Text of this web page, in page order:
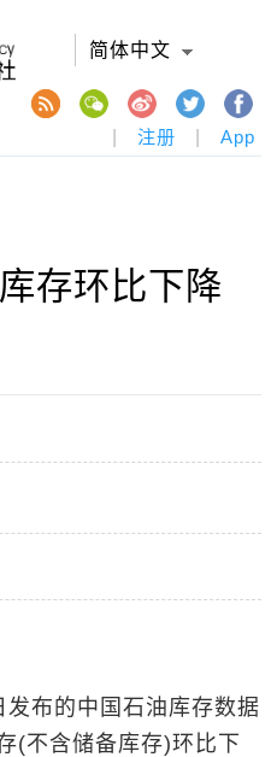
简体中文
注册 App
存环比下降
布的中国石油库存数据
(不含储备库存)环比下